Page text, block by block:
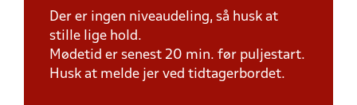
Der er ingen niveaudeling, så husk at
stille lige hold.
Mødetid er senest 20 min. før puljestart.
Husk at melde jer ved tidtagerbordet.